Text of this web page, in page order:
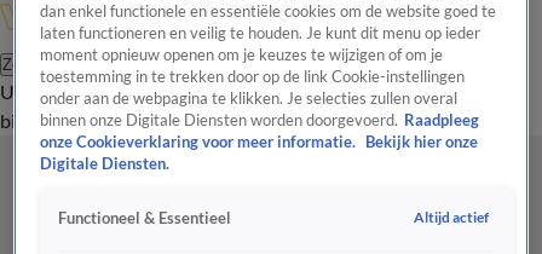
Zoeken
UitzendingenVandaag InsideDe OranjezomerShopUitzending
bijwonen
dan enkel functionele en essentiële cookies om de website goed te
laten functioneren en veilig te houden. Je kunt dit menu op ieder
moment opnieuw openen om je keuzes te wijzigen of om je
toestemming in te trekken door op de link Cookie-instellingen
onder aan de webpagina te klikken. Je selecties zullen overal
binnen onze Digitale Diensten worden doorgevoerd. Raadpleeg
onze Cookieverklaring voor meer informatie.
Bekijk hier onze
Digitale Diensten.
Functioneel & Essentieel Altijd actief